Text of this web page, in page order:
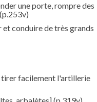
une porte, rompre des
(p.253v)
conduire de très grands
facilement l'artillerie